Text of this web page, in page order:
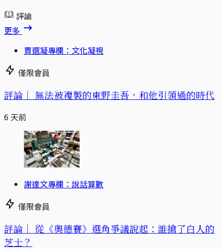
評論
更多
賈選凝專欄：文化凝視
僅限會員
評論｜ 無法被複製的東野圭吾，和他引領過的時代
6 天前
謝達文專欄：說話算數
僅限會員
評論｜ 從《奧德賽》選角爭議說起：誰搶了白人的
芝士？